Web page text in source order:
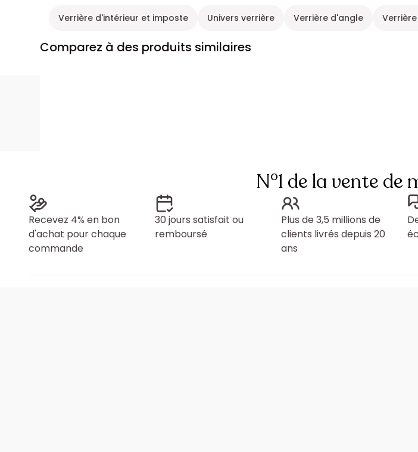
Verrière d'intérieur et imposte Univers verrière Verrière d'angle
Comparez à des produits similaires
N°1 de la vente de
Recevez 4% en bon
d'achat pour chaque
commande
30 jours satisfait ou
remboursé
Plus de 3,5 millions de
clients livrés depuis 20
ans